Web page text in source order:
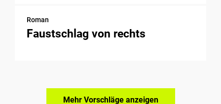
Roman
Faustschlag von rechts
Mehr Vorschläge anzeigen